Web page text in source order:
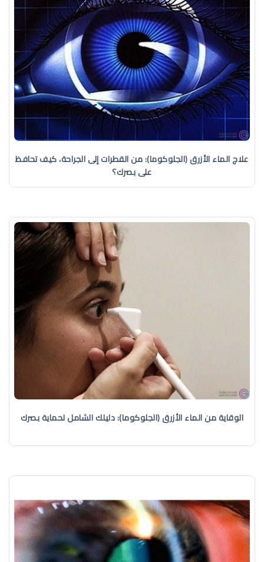
علاج الماء الأزرق (الجلوكوما): من القطرات إلى الجراحة، كيف تحافظ
على بصرك؟
الوقاية من الماء الأزرق (الجلوكوما): دليلك الشامل لحماية بصرك